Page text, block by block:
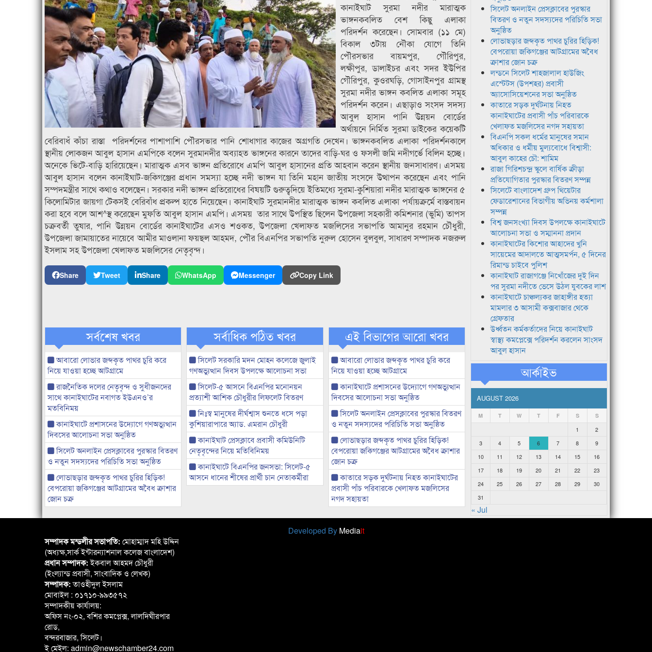
কানাইঘাট সুরমা নদীর মারাত্মক
ভাঙ্গনকবলিত বেশ কিছু এলাকা
পরিদর্শন করেছেন। সোমবার (১১ মে)
বিকাল ৩টায় নৌকা যোগে তিনি
পৌরসভার বায়মপুর, গৌরিপুর,
লক্ষীপুর, ডালাইচর এবং সদর ইউপির
গৌরিপুর, কুওরঘড়ি, গোসাইনপুর গ্রামস্থ
সুরমা নদীর ভাঙ্গন কবলিত এলাকা সমূহ
পরিদর্শন করেন। এছাড়াও সংসদ সদস্য
আবুল হাসান পানি উন্নয়ন বোর্ডের
অর্থায়নে নির্মিত সুরমা ডাইকের কয়েকটি
বেরিবাধঁ কাঁচা রাস্তা পরিদর্শনের পাশাপাশি পৌরসভার পানি শোধাগার কাজের অগ্রগতি দেখেন। ভাঙ্গনকবলিত এলাকা পরিদর্শনকালে
স্থানীয় লোকজন আবুল হাসান এমপিকে বলেন সুরমানদীর অব্যাহত ভাঙ্গনের কারনে তাদের বাড়ি-ঘর ও ফসলী জমি নদীগর্ভে বিলিন হচ্ছে।
অনেকে ভিটে-বাড়ি হারিয়েছেন। মারাত্মক এসব ভাঙ্গন প্রতিরোধে এমপি আবুল হাসানের প্রতি আহবান করেন স্থানীয় জনসাধারণ। এসময়
আবুল হাসান বলেন কানাইঘাট-জকিগঞ্জের প্রধান সমস্যা হচ্ছে নদী ভাঙ্গন যা তিনি মহান জাতীয় সংসদে উত্থাপন করেছেন এবং পানি
সম্পদমন্ত্রীর সাথে কথাও বলেছেন। সরকার নদী ভাঙ্গন প্রতিরোধের বিষয়টি গুরুত্বদিয়ে ইতিমধ্যে সুরমা-কুশিয়ারা নদীর মারাত্মক ভাঙ্গনের ৫
কিলোমিটার জায়গা টেকসই বেরিবাঁধ প্রকল্প হাতে নিয়েছেন। কানাইঘাট সুরমানদীর মারাত্মক ভাঙ্গন কবলিত এলাকা পর্যায়ক্রর্মে বাস্তবায়ন
করা হবে বলে আশ^স্থ করেছেন মুফতি আবুল হাসান এমপি। এসময় তার সাথে উপস্থিত ছিলেন উপজেলা সহকারী কমিশনার (ভুমি) তাপস
চক্রবর্তী তুষার, পানি উন্নয়ন বোর্ডের কানাইঘাটের এসও শওকত, উপজেলা খেলাফত মজলিসের সভাপতি আমানুর রহমান চৌধুরী,
উপজেলা জামায়াতের নায়েবে আমীর মাওলানা ফয়ছল আহমদ, পৌর বিএনপির সভাপতি নুরুল হোসেন বুলবুল, সাধারণ সম্পাদক নজরুল
ইসলাম সহ উপজেলা খেলাফত মজলিসের নেতৃবৃন্দ।
Share Tweet Share WhatsApp Messenger Copy Link
সর্বশেষ খবর
আবারো লোভার জব্দকৃত পাথর চুরি করে
নিয়ে যাওয়া হচ্ছে আটগ্রামে
রাজনৈতিক দলের নেতৃবৃন্দ ও সুধীজনদের
সাথে কানাইঘাটের নবাগত ইউএনও’র
মতবিনিময়
কানাইঘাটে প্রশাসনের উদ্যোগে গণঅভ্যুত্থান
দিবসের আলোচনা সভা অনুষ্ঠিত
সিলেট অনলাইন প্রেসক্লাবের পুরস্কার বিতরণ
ও নতুন সদস্যদের পরিচিতি সভা অনুষ্ঠিত
লোভাছড়ার জব্দকৃত পাথর চুরির হিড়িক!
বেপরোয়া জকিগঞ্জের আটগ্রামের অবৈধ ক্রাশার
জোন চক্র
সর্বাধিক পঠিত খবর
সিলেট সরকারি মদন মোহন কলেজে জুলাই
গণঅভ্যুত্থান দিবস উপলক্ষে আলোচনা সভা
সিলেট-৫ আসনে বিএনপির মনোনয়ন
প্রত্যাশী আশিক চৌধুরীর লিফলেট বিতরণ
নিঃস্ব মানুষের দীর্ঘশ্বাস শুনতে ধসে পড়া
কুশিয়ারাপারে অ্যাড. এমরান চৌধুরী
কানাইঘাট প্রেসক্লাবে প্রবাসী কমিউনিটি
নেতৃবৃন্দের নিয়ে মতিবিনিময়
কানাইঘাটে বিএনপির জনসভা: সিলেট-৫
আসনে ধানের শীষের প্রার্থী চান নেতাকর্মীরা
এই বিভাগের আরো খবর
আবারো লোভার জব্দকৃত পাথর চুরি করে
নিয়ে যাওয়া হচ্ছে আটগ্রামে
কানাইঘাটে প্রশাসনের উদ্যোগে গণঅভ্যুত্থান
দিবসের আলোচনা সভা অনুষ্ঠিত
সিলেট অনলাইন প্রেসক্লাবের পুরস্কার বিতরণ
ও নতুন সদস্যদের পরিচিতি সভা অনুষ্ঠিত
লোভাছড়ার জব্দকৃত পাথর চুরির হিড়িক!
বেপরোয়া জকিগঞ্জের আটগ্রামের অবৈধ ক্রাশার
জোন চক্র
কাতারে সড়ক দুর্ঘটনায় নিহত কানাইঘাটের
প্রবাসী পাঁচ পরিবারকে খেলাফত মজলিসের
নগদ সহায়তা
সিলেট অনলাইন প্রেসক্লাবের পুরস্কার
বিতরণ ও নতুন সদস্যদের পরিচিতি সভা
অনুষ্ঠিত
লোভাছড়ার জব্দকৃত পাথর চুরির হিড়িক!
বেপরোয়া জকিগঞ্জের আটগ্রামের অবৈধ
ক্রাশার জোন চক্র
লন্ডনে সিলেট শাহজালাল হাউজিং
এস্টেটস (উপশহর) প্রবাসী
অ্যাসোসিয়েশনের সভা অনুষ্ঠিত
কাতারে সড়ক দুর্ঘটনায় নিহত
কানাইঘাটের প্রবাসী পাঁচ পরিবারকে
খেলাফত মজলিসের নগদ সহায়তা
বিএনপি সকল ধর্মের মানুষের সমান
অধিকার ও ধর্মীয় মুল্যবোধে বিশ্বাসী:
আবুল কাহের চৌ: শামিম
রাজা গিরিশচন্দ্র স্কুলে বার্ষিক ক্রীড়া
প্রতিযোগিতার পুরস্কার বিতরণ সম্পন্ন
সিলেটে বাংলাদেশ গ্রুপ থিয়েটার
ফেডারেশানের বিভাগীয় অভিনয় কর্মশালা
সম্পন্ন
বিশ্ব জনসংখ্যা দিবস উপলক্ষে কানাইঘাটে
আলোচনা সভা ও সম্মাননা প্রদান
কানাইঘাটের কিশোর আহাদের খুনি
সায়েমের আদালতে আত্মসমর্পন, ৫ দিনের
রিমান্ড চাইবে পুলিশ
কানাইঘাট রাজাগঞ্জে নিখোঁজের দুই দিন
পর সুরমা নদীতে ভেসে উঠল যুবকের লাশ
কানাইঘাটে চাঞ্চল্যকর জাহাঙ্গীর হত্যা
মামলার ৩ আসামী কক্সবাজার থেকে
গ্রেফতার
উর্ধ্বতন কর্মকর্তাদের নিয়ে কানাইঘাট
স্বাস্থ্য কমপ্লেক্সে পরিদর্শন করলেন সাংসদ
আবুল হাসান
আর্কাইভ
AUGUST 2026
M T W T F S S
1
2
3
4 5 6 7 8
9
10
11 12 13 14 15
16
17
18 19 20 21 22
23
24
25 26 27 28 29
30
31
« Jul
Developed By Mediait
সম্পাদক মন্ডলীর সভাপতি: মোহাম্মাদ মহি উদ্দিন
(অধ্যক্ষ,সার্ক ইন্টারন্যাশনাল কলেজ বাংলাদেশ)
প্রধান সম্পাদক:ইকবাল আহমদ চৌধুরী
(ইংল্যান্ড প্রবাসী, সাংবাদিক ও লেখক)
সম্পাদক:তাওহীদুল ইসলাম
মোবাইল : ০১৭১০-৯৯৩৫৭২
সম্পাদকীয় কার্যালয়:
অফিস নং-০২, বশির কমপ্লেক্স, লালদিঘীরপার
রোড,
বন্দরবাজার, সিলেট।
ই মেইল: admin@newschamber24.com